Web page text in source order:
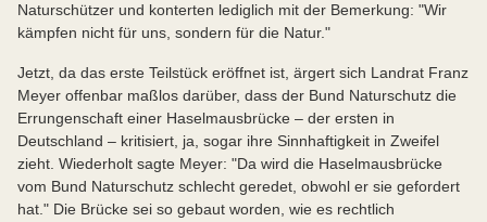
Naturschützer und konterten lediglich mit der Bemerkung: "Wir
kämpfen nicht für uns, sondern für die Natur."
Jetzt, da das erste Teilstück eröffnet ist, ärgert sich Landrat Franz
Meyer offenbar maßlos darüber, dass der Bund Naturschutz die
Errungenschaft einer Haselmausbrücke – der ersten in
Deutschland – kritisiert, ja, sogar ihre Sinnhaftigkeit in Zweifel
zieht. Wiederholt sagte Meyer: "Da wird die Haselmausbrücke
vom Bund Naturschutz schlecht geredet, obwohl er sie gefordert
hat." Die Brücke sei so gebaut worden, wie es rechtlich